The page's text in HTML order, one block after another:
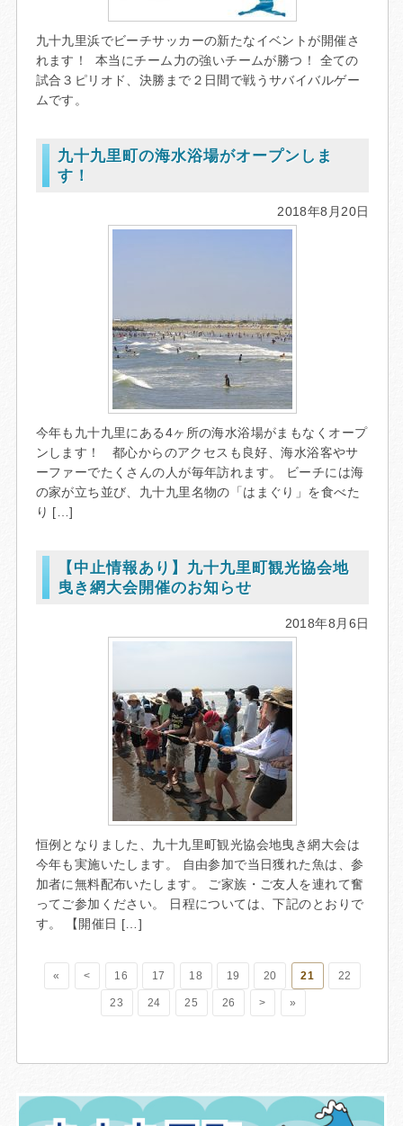
九十九里浜でビーチサッカーの新たなイベントが開催さ
れます！ 本当にチーム力の強いチームが勝つ！ 全ての
試合３ピリオド、決勝まで２日間で戦うサバイバルゲー
ムです。
九十九里町の海水浴場がオープンしま
す！
2018年8月20日
今年も九十九里にある4ヶ所の海水浴場がまもなくオープ
ンします！ 都心からのアクセスも良好、海水浴客やサ
ーファーでたくさんの人が毎年訪れます。 ビーチには海
の家が立ち並び、九十九里名物の「はまぐり」を食べた
り […]
【中止情報あり】九十九里町観光協会地
曳き網大会開催のお知らせ
2018年8月6日
恒例となりました、九十九里町観光協会地曳き網大会は
今年も実施いたします。 自由参加で当日獲れた魚は、参
加者に無料配布いたします。 ご家族・ご友人を連れて奮
ってご参加ください。 日程については、下記のとおりで
す。 【開催日 […]
« < 16 17 18 19 20 21 22
23 24 25 26 > »